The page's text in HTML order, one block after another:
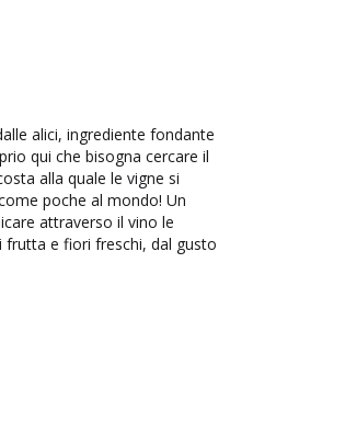
alici, ingrediente fondante
qui che bisogna cercare il
alla quale le vigne si
poche al mondo! Un
attraverso il vino le
frutta e fiori freschi, dal gusto